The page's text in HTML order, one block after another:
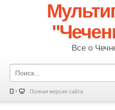
Все о
Полная версия сайта